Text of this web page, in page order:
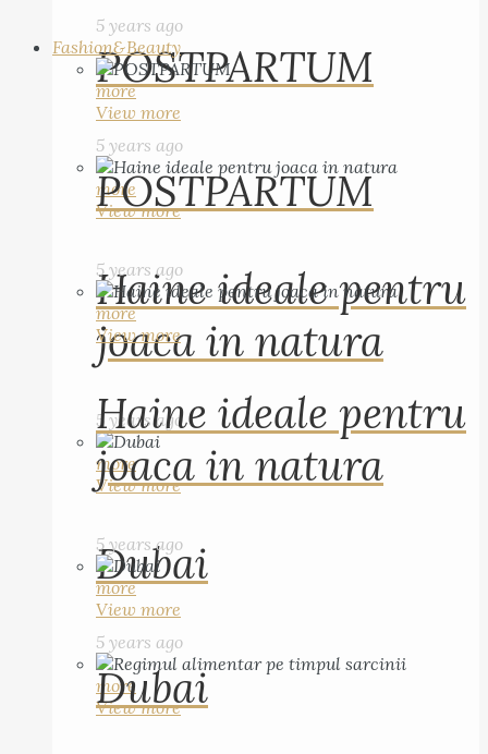
POSTPARTUM
5 years ago
more
View more
Haine ideale pentru
joaca in natura
5 years ago
more
View more
Dubai
5 years ago
more
View more
5 years ago
Fashion&Beauty
more
View more
POSTPARTUM
5 years ago
more
View more
Haine ideale pentru
joaca in natura
5 years ago
more
View more
Dubai